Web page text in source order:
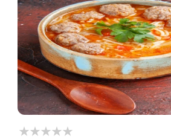


